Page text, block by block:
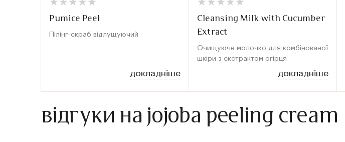
★
★ ★
★ ★
★ ★
★ ★
★
Pumice Peel
Пілінг-скраб відлущуючий
докладніше
★
★ ★
★ ★
★ ★
★ ★
★
Cleansing Milk with Cucumber
Extract
Очищуюче молочко для комбінованої
шкіри з єкстрактом огірця
докладніше
відгуки на jojoba peeling cream